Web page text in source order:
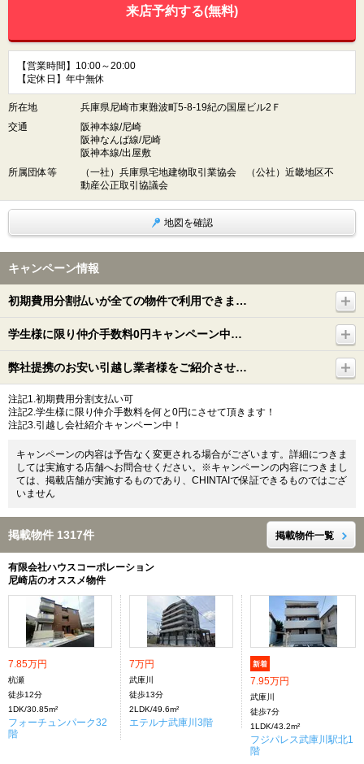
来店予約する(無料)
【営業時間】10:00～20:00
【定休日】年中無休
所在地
兵庫県尼崎市東難波町5-8-19紀の国屋ビル2Ｆ
交通
阪神本線/尼崎
阪神なんば線/尼崎
阪神本線/出屋敷
所属団体等
（一社）兵庫県宅地建物取引業協会 （公社）近畿地区不
動産公正取引協議会
地図を確認
キャンペーン情報
初期費用分割払いが全ての物件で利用できま…
学生様に限り仲介手数料0円キャンペーン中…
弊社提携のお安い引越し業者様をご紹介させ…
注記1.初期費用分割支払い可
注記2.学生様に限り仲介手数料を何と0円にさせて頂きます！
注記3.引越し会社紹介キャンペーン中！
キャンペーンの内容は予告なく変更される場合がございます。詳細につきま
しては実施する店舗へお問合せください。※キャンペーンの内容につきまし
ては、掲載店舗が実施するものであり、CHINTAIで保証できるものではござ
いません
掲載物件 1317件 掲載物件一覧
有限会社ハウスコーポレーション
尼崎店のオススメ物件
7.85万円
杭瀬
徒歩12分
1DK/30.85m²
フォーチュンパーク32
階
7万円
武庫川
徒歩13分
2LDK/49.6m²
エテルナ武庫川3階
新着
7.95万円
武庫川
徒歩7分
1LDK/43.2m²
フジパレス武庫川駅北1
階